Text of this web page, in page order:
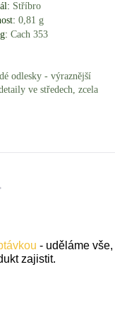
Stříbro
0,81 g
Cach 353
odlesky - výraznější
ve středech, zcela
- uděláme vše,
zajistit.